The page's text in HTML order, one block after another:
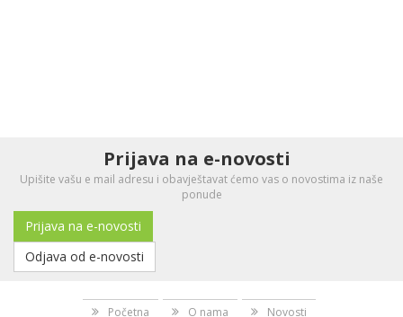
Prijava na e-novosti
Upišite vašu e mail adresu i obavještavat ćemo vas o novostima iz naše
ponude
Prijava na e-novosti
Odjava od e-novosti
Početna O nama Novosti